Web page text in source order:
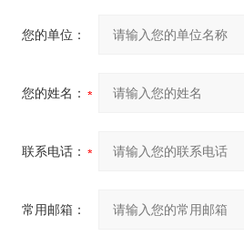
您的单位：
您的姓名：
联系电话：
常用邮箱：